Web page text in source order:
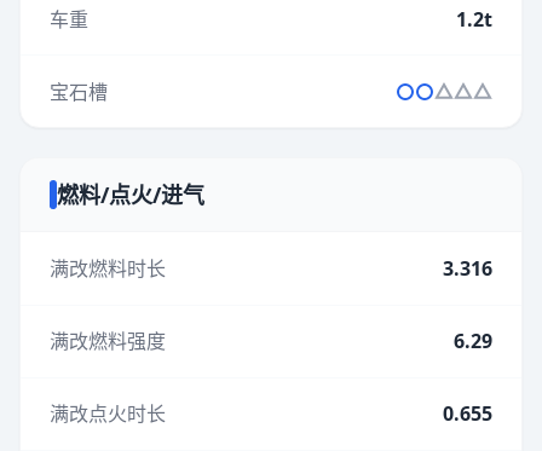
车重 1.2t
宝石槽
燃料/点火/进气
满改燃料时长 3.316
满改燃料强度 6.29
满改点火时长 0.655